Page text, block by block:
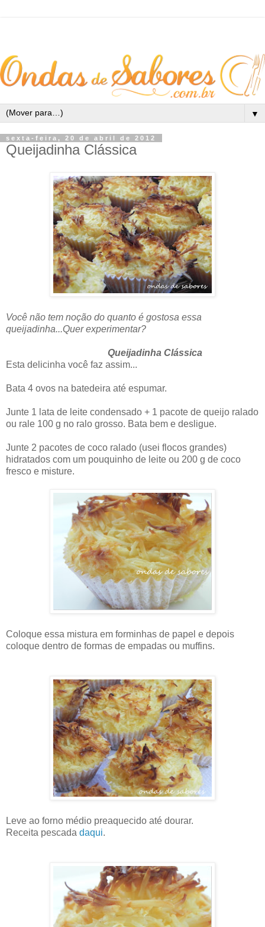
▼
sexta-feira, 20 de abril de 2012
Queijadinha Clássica
Você não tem noção do quanto é gostosa essa
queijadinha...Quer experimentar?
Queijadinha Clássica
Esta delicinha você faz assim...
Bata 4 ovos na batedeira até espumar.
Junte 1 lata de leite condensado + 1 pacote de queijo ralado
ou rale 100 g no ralo grosso. Bata bem e desligue.
Junte 2 pacotes de coco ralado (usei flocos grandes)
hidratados com um pouquinho de leite ou 200 g de coco
fresco e misture.
Coloque essa mistura em forminhas de papel e depois
coloque dentro de formas de empadas ou muffins.
Leve ao forno médio preaquecido até dourar.
Receita pescada daqui.